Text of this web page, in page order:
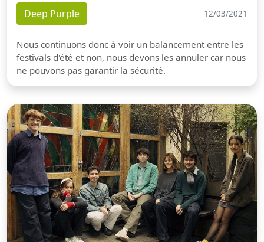
Deep Purple 12/03/2021
Nous continuons donc à voir un balancement entre les
festivals d'été et non, nous devons les annuler car nous
ne pouvons pas garantir la sécurité.